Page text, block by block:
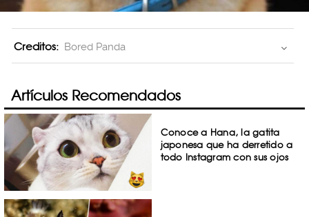
Creditos: Bored Panda
Artículos Recomendados
Conoce a Hana, la gatita
japonesa que ha derretido a
todo Instagram con sus ojos